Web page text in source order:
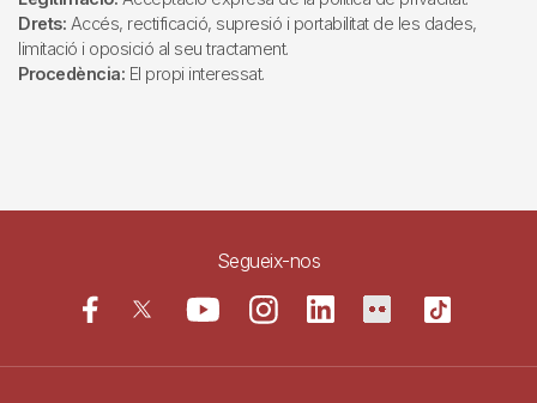
Drets: Accés, rectificació, supresió i portabilitat de les dades,
limitació i oposició al seu tractament.
Procedència: El propi interessat.
Segueix-nos